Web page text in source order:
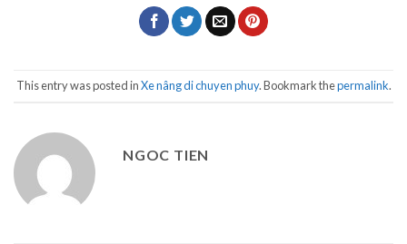
This entry was posted inXe nâng di chuyen phuy. Bookmark thepermalink.
NGOC TIEN